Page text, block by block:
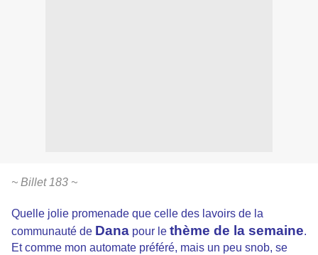
~ Billet 183 ~
Quelle jolie promenade que celle des lavoirs de la
communauté de Dana pour le thème de la semaine.
Et comme mon automate préféré, mais un peu snob, se